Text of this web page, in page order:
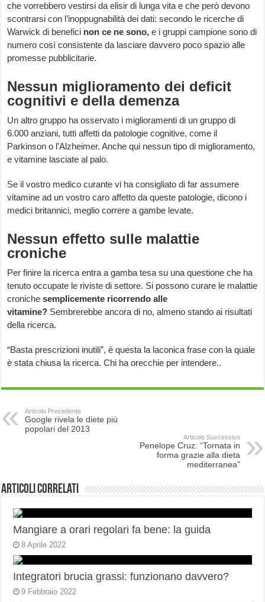
che vorrebbero vestirsi da elisir di lunga vita e che però devono
scontrarsi con l’inoppugnabilità dei dati: secondo le ricerche di
Warwick di benefici non ce ne sono,e i gruppi campione sono di
numero così consistente da lasciare davvero poco spazio alle
promesse pubblicitarie.
Nessun miglioramento dei deficit
cognitivi e della demenza
Un altro gruppo ha osservato i miglioramenti di un gruppo di
6.000 anziani, tutti affetti da patologie cognitive, come il
Parkinson o l’Alzheimer. Anche qui nessun tipo di miglioramento,
e vitamine lasciate al palo.
Se il vostro medico curante vi ha consigliato di far assumere
vitamine ad un vostro caro affetto da queste patologie, dicono i
medici britannici, meglio correre a gambe levate.
Nessun effetto sulle malattie
croniche
Per finire la ricerca entra a gamba tesa su una questione che ha
tenuto occupate le riviste di settore. Si possono curare le malattie
cronichesemplicemente ricorrendo alle
vitamine? Sembrerebbe ancora di no, almeno stando ai risultati
della ricerca.
“Basta prescrizioni inutili”, è questa la laconica frase con la quale
è stata chiusa la ricerca. Chi ha orecchie per intendere..
Articolo Precedente
Google rivela le diete più
popolari del 2013
Articolo Successivo
Penelope Cruz: “Tornata in
forma grazie alla dieta
mediterranea”
Articoli correlati
Mangiare a orari regolari fa bene: la guida
8 Aprile 2022
Integratori brucia grassi: funzionano davvero?
9 Febbraio 2022